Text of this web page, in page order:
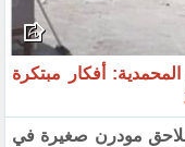
أفكار مبتكرة
مودرن صغيرة في